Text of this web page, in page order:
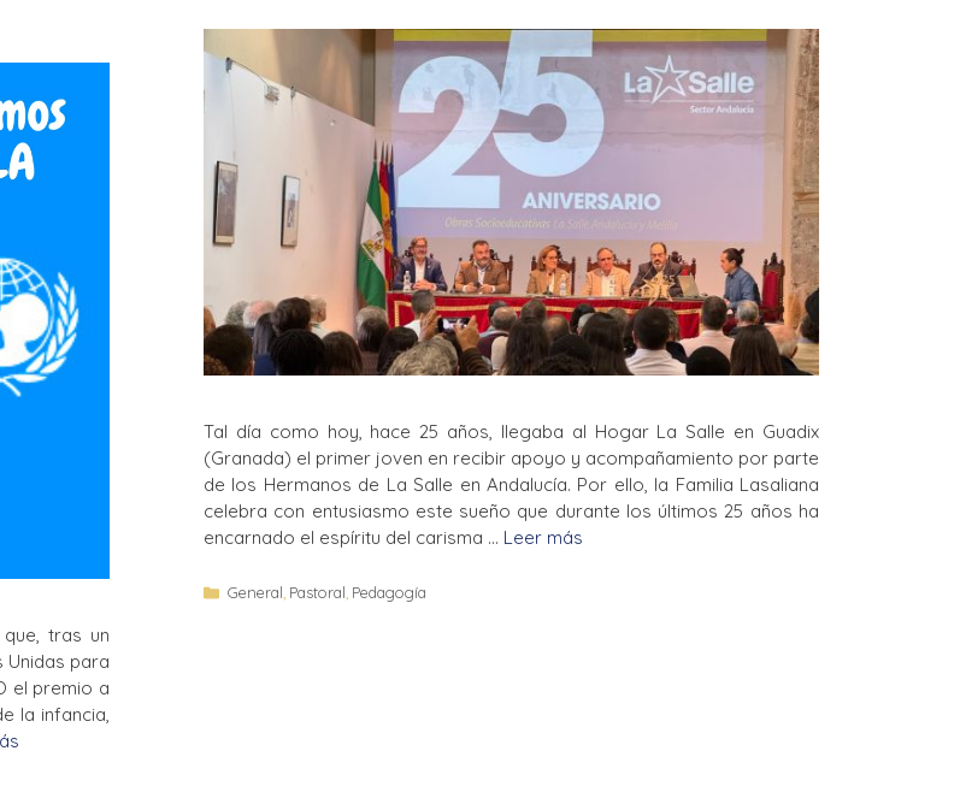
tras un
Unidas para
el premio a
la infancia,
Tal día como hoy, hace 25 años, llegaba al Hogar La Salle en Guadix
(Granada) el primer joven en recibir apoyo y acompañamiento por parte
de los Hermanos de La Salle en Andalucía. Por ello, la Familia Lasaliana
celebra con entusiasmo este sueño que durante los últimos 25 años ha
encarnado el espíritu del carisma … Leer más
General, Pastoral, Pedagogía